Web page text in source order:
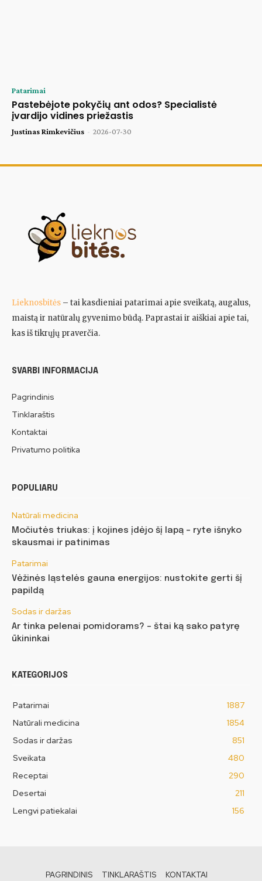
Patarimai
Pastebėjote pokyčių ant odos? Specialistė
įvardijo vidines priežastis
Justinas Rimkevičius - 2026-07-30
Lieknosbitės – tai kasdieniai patarimai apie sveikatą, augalus,
maistą ir natūralų gyvenimo būdą. Paprastai ir aiškiai apie tai,
kas iš tikrųjų praverčia.
SVARBI INFORMACIJA
Pagrindinis
Tinklaraštis
Kontaktai
Privatumo politika
POPULIARU
Natūrali medicina
Močiutės triukas: į kojines įdėjo šį lapą – ryte išnyko
skausmai ir patinimas
Patarimai
Vėžinės ląstelės gauna energijos: nustokite gerti šį
papildą
Sodas ir daržas
Ar tinka pelenai pomidorams? – štai ką sako patyrę
ūkininkai
KATEGORIJOS
Patarimai
1887
Natūrali medicina
1854
Sodas ir daržas
851
Sveikata
480
Receptai
290
Desertai
211
Lengvi patiekalai
156
PAGRINDINIS TINKLARAŠTIS KONTAKTAI